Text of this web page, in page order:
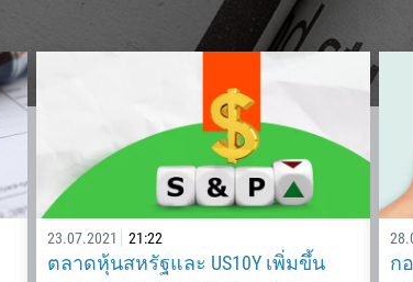
23.07.2021 21:22
ตลาดหุ้นสหรัฐและ US10Y เพิ่มขึ้น
ก